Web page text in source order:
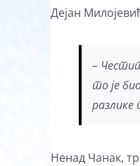
Дејан
–
то је
Ненад Чанак,